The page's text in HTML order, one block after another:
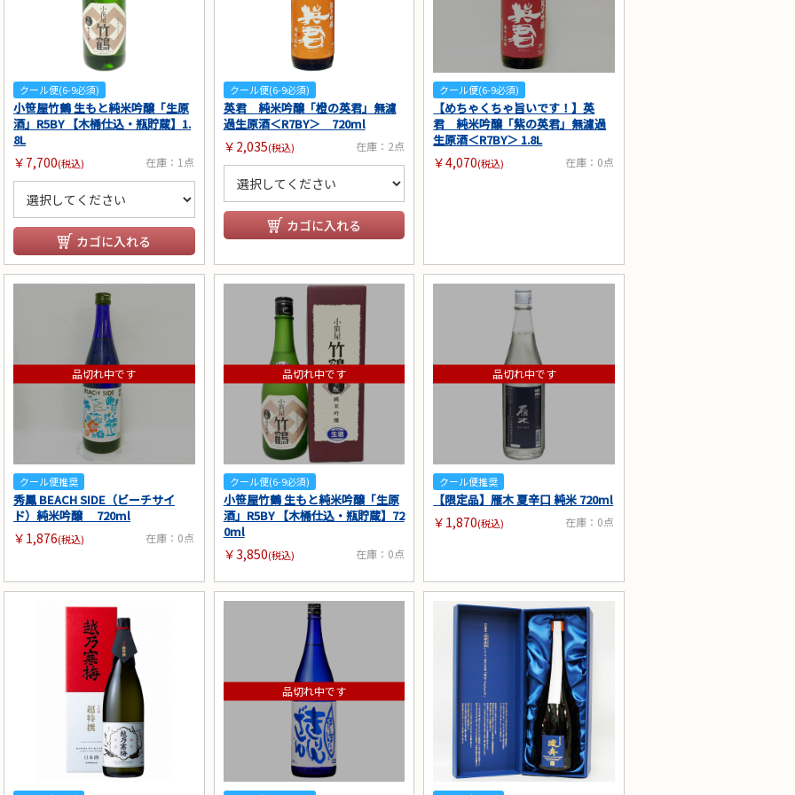
クール便(6-9必須)
小笹屋竹鶴 生もと純米吟醸「生原
酒」R5BY 【木桶仕込・瓶貯蔵】1.
8L
￥7,700(税込) 在庫：1点
カゴに入れる
クール便(6-9必須)
英君 純米吟醸「橙の英君」無濾
過生原酒＜R7BY＞ 720ml
￥2,035(税込) 在庫：2点
カゴに入れる
クール便(6-9必須)
【めちゃくちゃ旨いです！】英
君 純米吟醸「紫の英君」無濾過
生原酒＜R7BY＞ 1.8L
￥4,070(税込) 在庫：0点
品切れ中です
クール便推奨
秀鳳 BEACH SIDE（ビーチサイ
ド）純米吟醸 720ml
￥1,876(税込) 在庫：0点
品切れ中です
クール便(6-9必須)
小笹屋竹鶴 生もと純米吟醸「生原
酒」R5BY 【木桶仕込・瓶貯蔵】72
0ml
￥3,850(税込) 在庫：0点
品切れ中です
クール便推奨
【限定品】雁木 夏辛口 純米 720ml
￥1,870(税込) 在庫：0点
品切れ中です